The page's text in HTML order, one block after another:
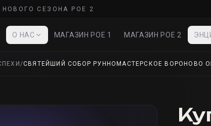
НОВОГО СЕЗОНА POE 2
О НАС МАГАЗИН POE 1 МАГАЗИН POE 2
/СВЯТЕЙШИЙ СОБОР РУННОМАСТЕРСКОЕ ВОРОНОВО